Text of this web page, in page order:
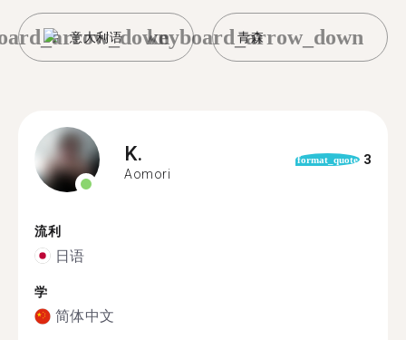
意大利语 青森
keyboard_arrow_down
K.
Aomori
format_quote 3
流利
日语
学
简体中文